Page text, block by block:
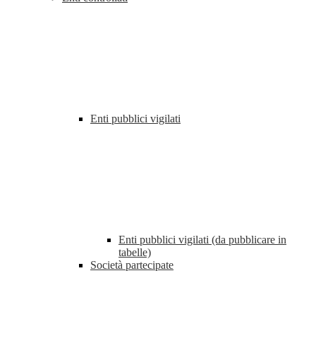
Enti pubblici vigilati
Enti pubblici vigilati (da pubblicare in
tabelle)
Società partecipate